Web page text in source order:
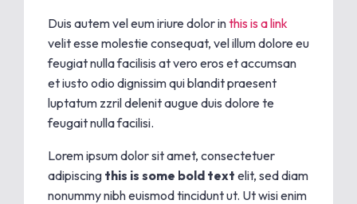
Duis autem vel eum iriure dolor inthis is a link
velit esse molestie consequat, vel illum dolore eu
feugiat nulla facilisis at vero eros et accumsan
et iusto odio dignissim qui blandit praesent
luptatum zzril delenit augue duis dolore te
feugait nulla facilisi.
Lorem ipsum dolor sit amet, consectetuer
adipiscing this is some bold text elit, sed diam
nonummy nibh euismod tincidunt ut. Ut wisi enim